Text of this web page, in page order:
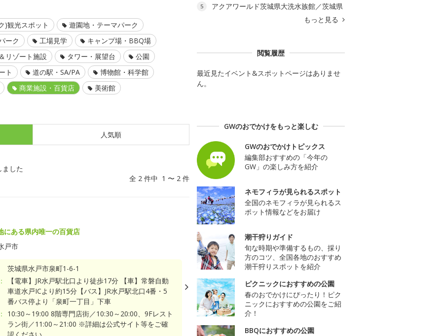
)観光スポット
遊園地・テーマパーク
ーク
工場見学
キャンプ場・BBQ場
リゾート施設
タワー・展望台
公園
ト
道の駅・SA/PA
博物館・科学館
商業施設・百貨店
美術館
人気順
した
全 2 件中 1 〜 2 件
にある県内唯一の百貨店
戸市
茨城県水戸市泉町1-6-1
【電車】JR水戸駅北口より徒歩17分 【車】常磐自動
車道水戸ICより約15分【バス】JR水戸駅北口4番・5
番バス停より「泉町一丁目」下車
10:30～19:00 8階専門店街／10:30～20:00、9Fレスト
ラン街／11:00～21:00 ※詳細は公式サイト等をご確
5
アクアワールド茨城県大洗水族館／茨城県
もっと見る
閲覧履歴
最近見たイベント&スポットページはありませ
ん。
GWのおでかけをもっと楽しむ
GWのおでかけトピックス
編集部おすすめの「今年の
GW」の楽しみ方を紹介
ネモフィラが見られるスポット
全国のネモフィラが見られるス
ポット情報などをお届け
潮干狩りガイド
旬な時期や準備するもの、採り
方のコツ、全国各地のおすすめ
潮干狩りスポットを紹介
ピクニックにおすすめの公園
春のおでかけにぴったり！ピク
ニックにおすすめの公園をご紹
介！
BBQにおすすめの公園